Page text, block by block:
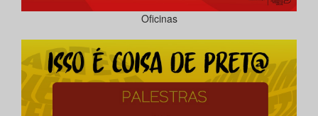
Oficinas